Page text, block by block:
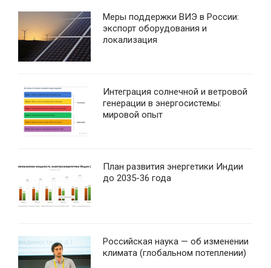
Меры поддержки ВИЭ в России:
экспорт оборудования и
локализация
Интеграция солнечной и ветровой
генерации в энергосистемы:
мировой опыт
План развития энергетики Индии
до 2035-36 года
Российская наука — об изменении
климата (глобальном потеплении)